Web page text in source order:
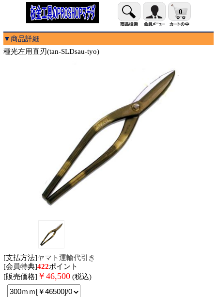
0
▼商品詳細
種光左用直刃(tan-SLDsau-tyo)
[支払方法]ヤマト運輸代引き
[会員特典]422ポイント
[販売価格] ￥ 46,500 (税込)